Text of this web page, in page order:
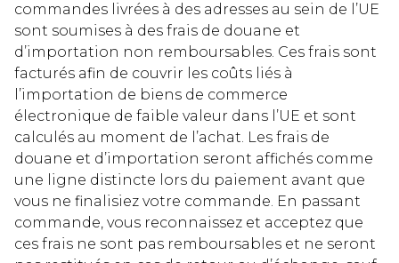
commandes livrées à des adresses au sein de l’UE
sont soumises à des frais de douane et
d’importation non remboursables. Ces frais sont
facturés afin de couvrir les coûts liés à
l’importation de biens de commerce
électronique de faible valeur dans l’UE et sont
calculés au moment de l’achat. Les frais de
douane et d’importation seront affichés comme
une ligne distincte lors du paiement avant que
vous ne finalisiez votre commande. En passant
commande, vous reconnaissez et acceptez que
ces frais ne sont pas remboursables et ne seront